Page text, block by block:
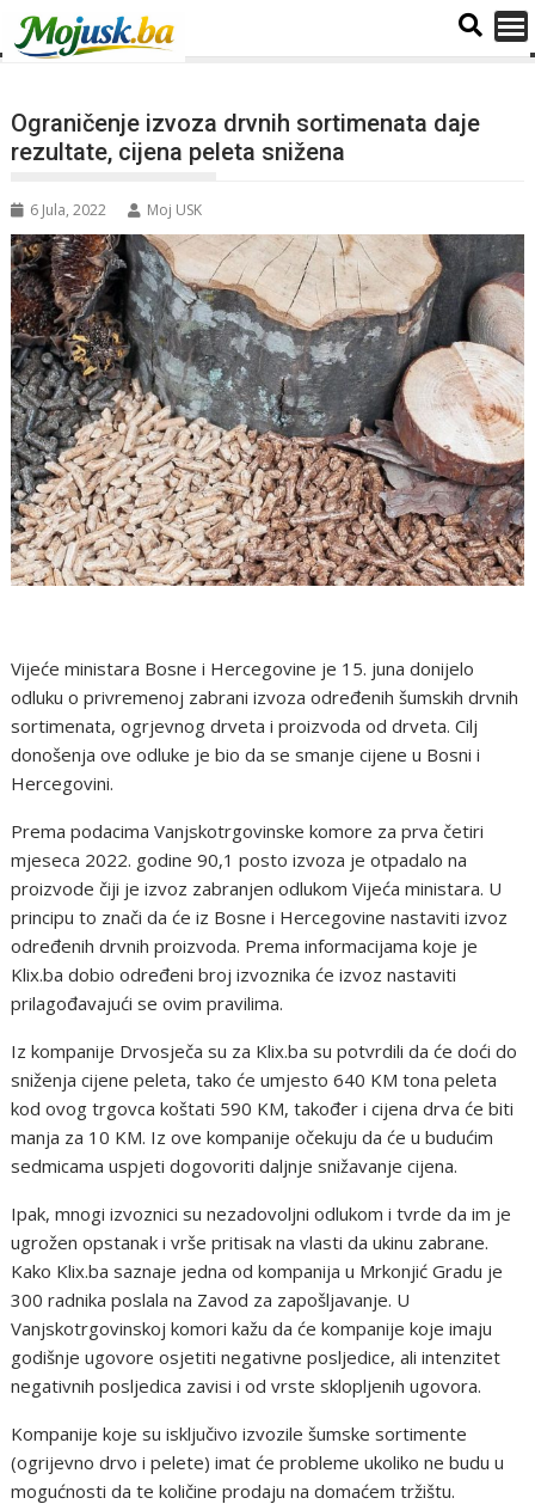
Ograničenje izvoza drvnih sortimenata daje
rezultate, cijena peleta snižena
6 Jula, 2022 Moj USK
Vijeće ministara Bosne i Hercegovine je 15. juna donijelo
odluku o privremenoj zabrani izvoza određenih šumskih drvnih
sortimenata, ogrjevnog drveta i proizvoda od drveta. Cilj
donošenja ove odluke je bio da se smanje cijene u Bosni i
Hercegovini.
Prema podacima Vanjskotrgovinske komore za prva četiri
mjeseca 2022. godine 90,1 posto izvoza je otpadalo na
proizvode čiji je izvoz zabranjen odlukom Vijeća ministara. U
principu to znači da će iz Bosne i Hercegovine nastaviti izvoz
određenih drvnih proizvoda. Prema informacijama koje je
Klix.ba dobio određeni broj izvoznika će izvoz nastaviti
prilagođavajući se ovim pravilima.
Iz kompanije Drvosječa su za Klix.ba su potvrdili da će doći do
sniženja cijene peleta, tako će umjesto 640 KM tona peleta
kod ovog trgovca koštati 590 KM, također i cijena drva će biti
manja za 10 KM. Iz ove kompanije očekuju da će u budućim
sedmicama uspjeti dogovoriti daljnje snižavanje cijena.
Ipak, mnogi izvoznici su nezadovoljni odlukom i tvrde da im je
ugrožen opstanak i vrše pritisak na vlasti da ukinu zabrane.
Kako Klix.ba saznaje jedna od kompanija u Mrkonjić Gradu je
300 radnika poslala na Zavod za zapošljavanje. U
Vanjskotrgovinskoj komori kažu da će kompanije koje imaju
godišnje ugovore osjetiti negativne posljedice, ali intenzitet
negativnih posljedica zavisi i od vrste sklopljenih ugovora.
Kompanije koje su isključivo izvozile šumske sortimente
(ogrijevno drvo i pelete) imat će probleme ukoliko ne budu u
mogućnosti da te količine prodaju na domaćem tržištu.